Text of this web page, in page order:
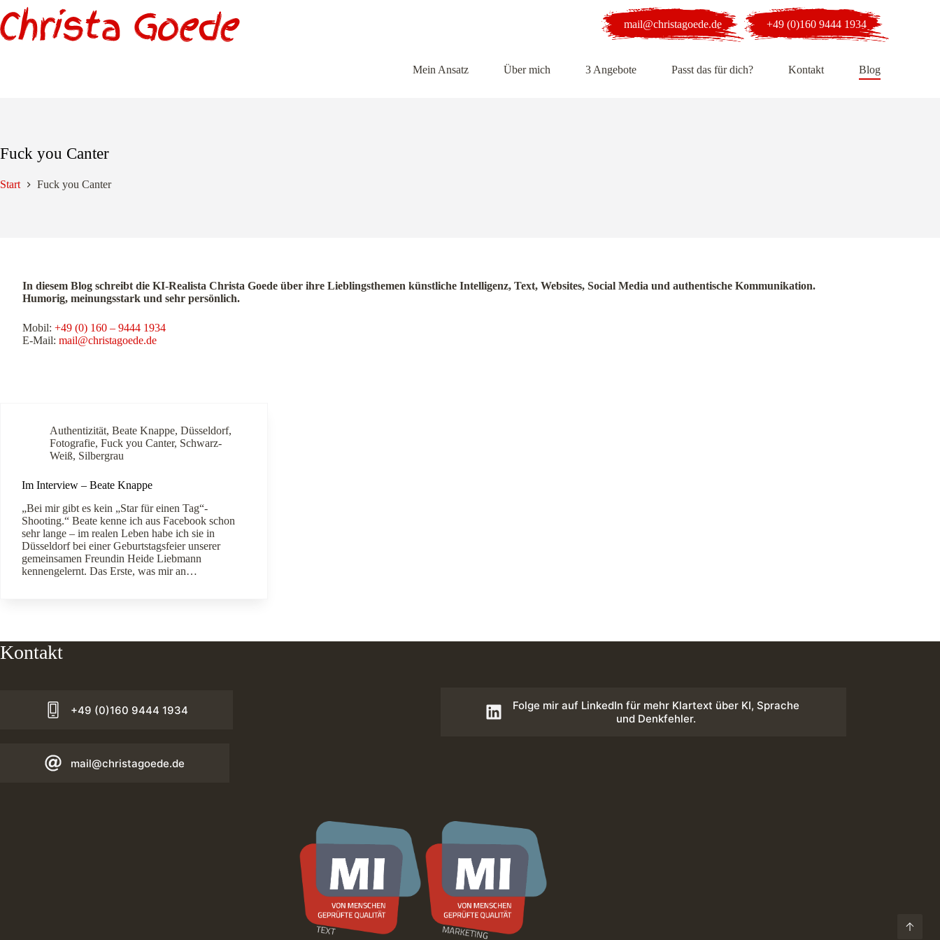
Inhalt
springen
mail@christagoede.de +49 (0)160 9444 1934
Mein Ansatz Über mich 3 Angebote Passt das für dich? Kontakt Blog
Fuck you Canter
Start Fuck you Canter
In diesem Blog schreibt die KI-Realista Christa Goede über ihre Lieblingsthemen künstliche Intelligenz, Text, Websites, Social Media und authentische Kommunikation.
Humorig, meinungsstark und sehr persönlich.
Mobil: +49 (0) 160 – 9444 1934
E-Mail: mail@christagoede.de
Authentizität, Beate Knappe, Düsseldorf,
Fotografie, Fuck you Canter, Schwarz-
Weiß, Silbergrau
Im Interview – Beate Knappe
„Bei mir gibt es kein „Star für einen Tag“-
Shooting.“ Beate kenne ich aus Facebook schon
sehr lange – im realen Leben habe ich sie in
Düsseldorf bei einer Geburtstagsfeier unserer
gemeinsamen Freundin Heide Liebmann
kennengelernt. Das Erste, was mir an…
Kontakt
+49 (0)160 9444 1934
mail@christagoede.de
Folge mir auf LinkedIn für mehr Klartext über KI, Sprache
und Denkfehler.